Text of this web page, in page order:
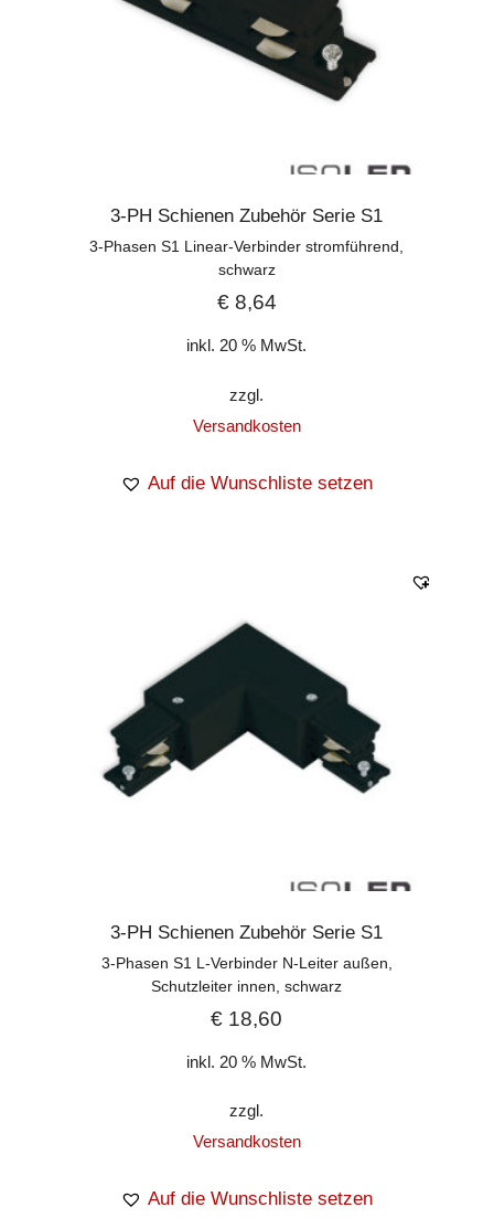
3-PH Schienen Zubehör Serie S1
3-Phasen S1 Linear-Verbinder stromführend,
schwarz
€8,64
inkl. 20 % MwSt.
zzgl.
Versandkosten
Auf die Wunschliste setzen
3-PH Schienen Zubehör Serie S1
3-Phasen S1 L-Verbinder N-Leiter außen,
Schutzleiter innen, schwarz
€ 18,60
inkl. 20 % MwSt.
zzgl.
Versandkosten
Auf die Wunschliste setzen